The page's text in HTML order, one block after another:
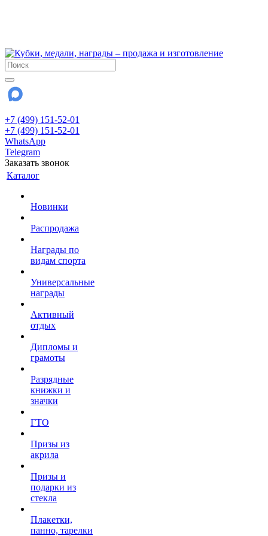
+7 (499) 151-52-01
+7 (499) 151-52-01
WhatsApp
Telegram
Заказать звонок
Каталог
Новинки
Распродажа
Награды по
видам спорта
Универсальные
награды
Активный
отдых
Дипломы и
грамоты
Разрядные
книжки и
значки
ГТО
Призы из
акрила
Призы и
подарки из
стекла
Плакетки,
панно, тарелки